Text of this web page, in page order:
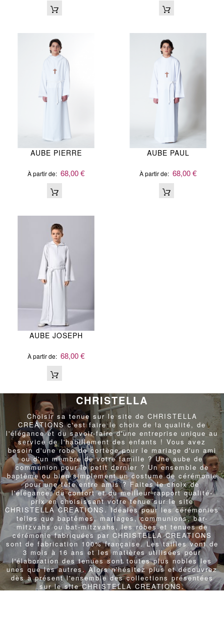
AUBE PIERRE
À partir de 68,00 €
AUBE PAUL
À partir de 68,00 €
AUBE JOSEPH
À partir de 68,00 €
CHRISTELLA
Choisir sa tenue sur le site de CHRISTELLA
CREATIONS c'est faire le choix de la qualité, de
l'élégance et du savoir-faire d'une entreprise unique au
service de l'habillement des enfants ! Vous avez
besoin d'une robe de cortège pour le mariage d'un ami
ou d'un membre de votre famille ? Une aube de
communion pour le petit dernier ? Un ensemble de
baptême ou bien simplement un costume de cérémonie
pour une fête entre amis ? Faites le choix de
l'élégance, du confort et du meilleur rapport qualité-
prix en choisissant votre tenue sur le site
CHRISTELLA CREATIONS. Idéales pour les cérémonies
telles que baptêmes, mariages, communions, bar-
mitzvahs ou bat-mitzvahs, les robes et tenues de
cérémonie fabriquées par CHRISTELLA CREATIONS
sont de fabrication 100% française. Les tailles vont de
3 mois à 16 ans et les matières utilisées pour
l'élaboration des tenues sont toutes plus nobles les
unes que les autres. Alors n'hésitez plus et découvrez
dès à présent l'ensemble des collections présentées
sur le site CHRISTELLA CREATIONS.